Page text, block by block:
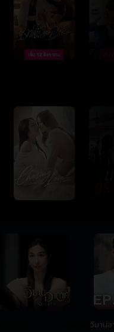
วิมานอ